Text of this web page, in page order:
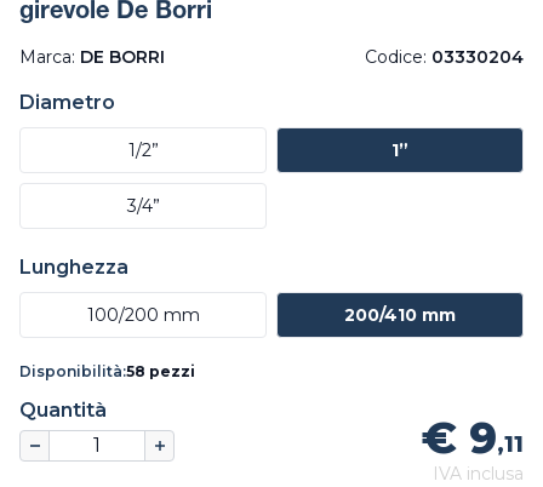
girevole De Borri
Marca: DE BORRI Codice: 03330204
Diametro
1/2” 1”
3/4”
Lunghezza
100/200 mm 200/410 mm
Disponibilità:58 pezzi
Quantità
€ 9,11
IVA inclusa